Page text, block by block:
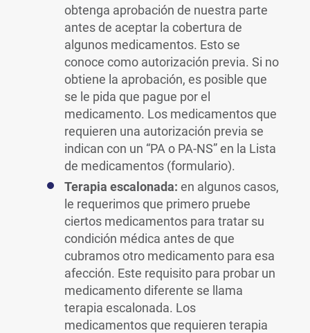
obtenga aprobación de nuestra parte
antes de aceptar la cobertura de
algunos medicamentos. Esto se
conoce como autorización previa. Si no
obtiene la aprobación, es posible que
se le pida que pague por el
medicamento. Los medicamentos que
requieren una autorización previa se
indican con un “PA o PA-NS” en la Lista
de medicamentos (formulario).
Terapia escalonada: en algunos casos,
le requerimos que primero pruebe
ciertos medicamentos para tratar su
condición médica antes de que
cubramos otro medicamento para esa
afección. Este requisito para probar un
medicamento diferente se llama
terapia escalonada. Los
medicamentos que requieren terapia